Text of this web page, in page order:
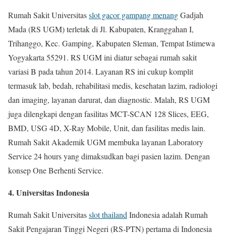
Rumah Sakit Universitasslot gacor gampang menangGadjah
Mada (RS UGM) terletak di Jl. Kabupaten, Kranggahan I,
Trihanggo, Kec. Gamping, Kabupaten Sleman, Tempat Istimewa
Yogyakarta 55291. RS UGM ini diatur sebagai rumah sakit
variasi B pada tahun 2014. Layanan RS ini cukup komplit
termasuk lab, bedah, rehabilitasi medis, kesehatan lazim, radiologi
dan imaging, layanan darurat, dan diagnostic. Malah, RS UGM
juga dilengkapi dengan fasilitas MCT-SCAN 128 Slices, EEG,
BMD, USG 4D, X-Ray Mobile, Unit, dan fasilitas medis lain.
Rumah Sakit Akademik UGM membuka layanan Laboratory
Service 24 hours yang dimaksudkan bagi pasien lazim. Dengan
konsep One Berhenti Service.
4. Universitas Indonesia
Rumah Sakit Universitasslot thailand Indonesia adalah Rumah
Sakit Pengajaran Tinggi Negeri (RS-PTN) pertama di Indonesia